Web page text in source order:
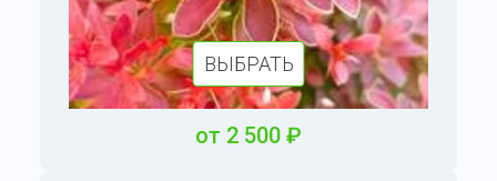
ВЫБРАТЬ
от 2 500 ₽